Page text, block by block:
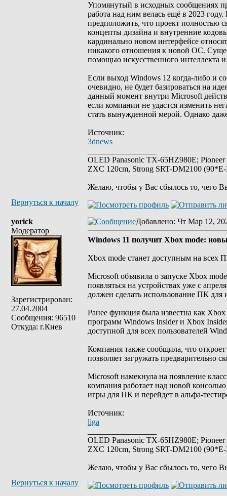
Упомянутый в исходных сообщениях
работа над ним велась ещё в 2023
предположить, что проект полностью
концепты дизайна и внутренние
кардинально новом интерфейсе
никакого отношения к новой ОС.
помощью искусственного интеллекта
Если выход Windows 12 когда-либо и
очевидно, не будет базироваться на
данный момент внутри Microsoft
если компании не удастся изменить
стать вынужденной мерой. Однако
Источник:
3dnews
OLED Panasonic TX-65HZ980E;
ZXC 120cm, Strong SRT-DM2100
Желаю, чтобы у Вас сбылось то, чего
Вернуться к началу
yorick
Модератор
Зарегистрирован:
27.04.2004
Сообщения: 96510
Откуда: г.Киев
Добавлено: Чт Мар 12,
Windows 11 получит Xbox mode:
Xbox mode станет доступным на всех
Microsoft объявила о запуске Xbox
появляться на устройствах уже с
должен сделать использование ПК
Ранее функция была известна как
программ Windows Insider и Xbox
доступной для всех пользователей
Компания также сообщила, что
позволяет загружать предварительно
Microsoft намекнула на появление
компания работает над новой
игры для ПК и перейдет в альфа-
Источник:
liga
OLED Panasonic TX-65HZ980E;
ZXC 120cm, Strong SRT-DM2100
Желаю, чтобы у Вас сбылось то, чего
Вернуться к началу